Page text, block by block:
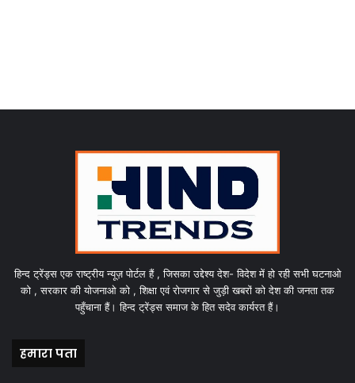
हिन्द ट्रेंड्स एक राष्ट्रीय न्यूज़ पोर्टल हैं , जिसका उद्देश्य देश- विदेश में हो रही सभी घटनाओ
को , सरकार की योजनाओ को , शिक्षा एवं रोजगार से जुड़ी खबरों को देश की जनता तक
पहुँचाना हैं। हिन्द ट्रेंड्स समाज के हित सदेव कार्यरत हैं।
हमारा पता